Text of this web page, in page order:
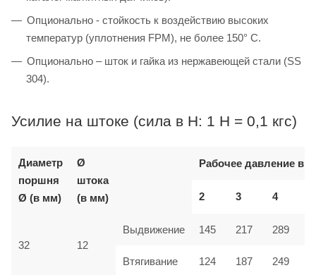
Опционально - стойкость к воздействию высоких
температур (уплотнения FPM), не более 150° C.
Опционально – шток и гайка из нержавеющей стали (SS
304).
Усилие на штоке (сила в Н: 1 Н = 0,1 кгс)
Диаметр
поршня
Ø (в мм)
Ø
штока
(в мм)
Рабочее давление в
2 3 4
32 12
Выдвижение 145 217 289
Втягивание 124 187 249